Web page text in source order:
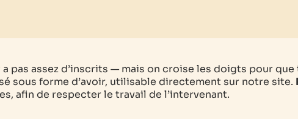
a pas assez d’inscrits — mais on croise les doigts pour
sous forme d’avoir, utilisable directement sur notre site.
afin de respecter le travail de l’intervenant.